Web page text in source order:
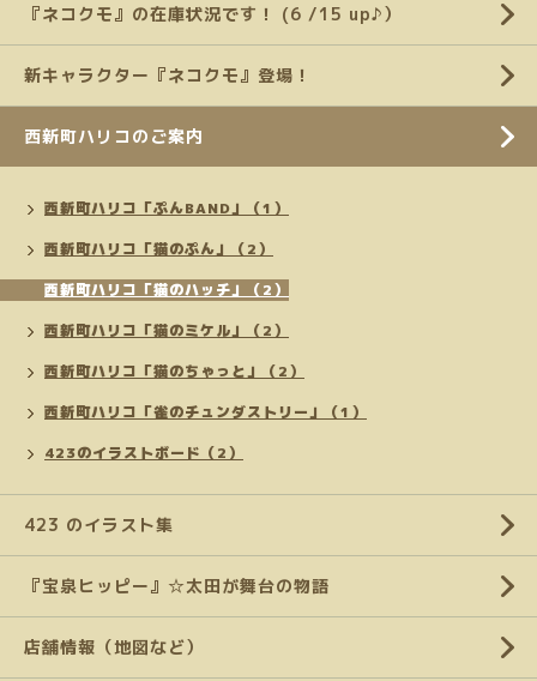
『ネコクモ』の在庫状況です！ (6 /15 up♪）
新キャラクター『ネコクモ』登場！
西新町ハリコのご案内
西新町ハリコ「ぷんBAND」（1）
西新町ハリコ「猫のぷん」（2）
西新町ハリコ「猫のハッチ」（2）
西新町ハリコ「猫のミケル」（2）
西新町ハリコ「猫のちゃっと」（2）
西新町ハリコ「雀のチュンダストリー」（1）
423のイラストボード（2）
423 のイラスト集
『宝泉ヒッピー』☆太田が舞台の物語
店舗情報（地図など）